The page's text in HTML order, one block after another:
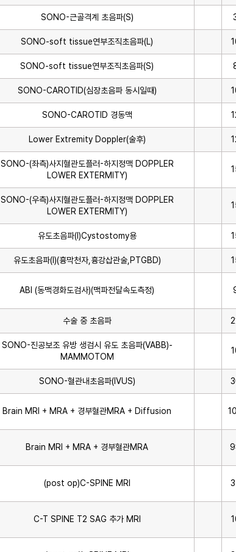
SONO-근골격계 초음파(S)
SONO-soft tissue연부조직초음파(L)
SONO-soft tissue연부조직초음파(S)
SONO-CAROTID(심장초음파 동시일때)
SONO-CAROTID 경동맥
Lower Extremity Doppler(술후)
SONO-(좌측)사지혈관도플러-하지정맥 DOPPLER
LOWER EXTERMITY)
SONO-(우측)사지혈관도플러-하지정맥 DOPPLER
LOWER EXTERMITY)
유도초음파(I)Cystostomy용
유도초음파(I)(흉막천자,흉강삽관술,PTGBD)
ABI (동맥경화도검사)(맥파전달속도측정)
수술 중 초음파
SONO-진공보조 유방 생검시 유도 초음파(VABB)-
MAMMOTOM
SONO-혈관내초음파(IVUS)
Brain MRI + MRA + 경부혈관MRA + Diffusion
Brain MRI + MRA + 경부혈관MRA
(post op)C-SPINE MRI
C-T SPINE T2 SAG 추가 MRI